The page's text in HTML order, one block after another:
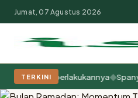
Populer:Moderasi Beragama
Jumat, 07 Agustus 2026
TERKINI
Kita Memperlakukannya◆Spanyol